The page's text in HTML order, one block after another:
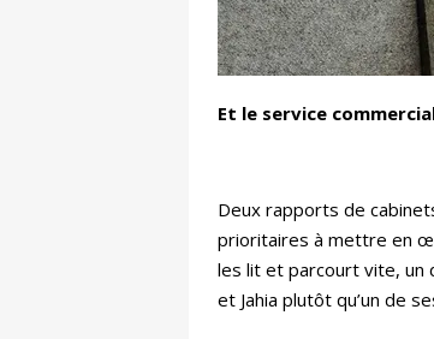
Et le service
Deux rapports de
prioritaires à mettre en
les lit et parcourt vite, un
et Jahia plutôt qu’un de